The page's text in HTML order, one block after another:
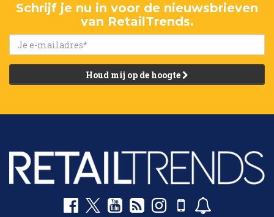
Schrijf je nu in voor de nieuwsbrieven
van RetailTrends.
Houd mij op de hoogte